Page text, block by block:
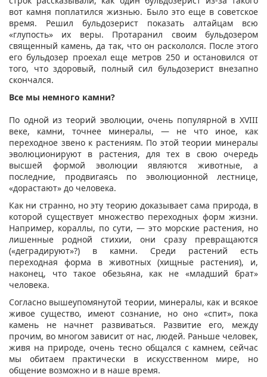
вот камня поплатился жизнью. Было это еще в советское
время. Решил бульдозерист показать алтайцам всю
«глупость» их веры. Протаранил своим бульдозером
священный камень, да так, что он раскололся. После этого
его бульдозер проехал еще метров 250 и остановился от
того, что здоровый, полный сил бульдозерист внезапно
скончался.
Все мы немного камни?
По одной из теорий эволюции, очень популярной в XVIII
веке, камни, точнее минералы, — не что иное, как
переходное звено к растениям. По этой теории минералы
эволюционируют в растения, для тех в свою очередь
высшей формой эволюции являются животные, а
последние, продвигаясь по эволюционной лестнице,
«дорастают» до человека.
Как ни странно, но эту теорию доказывает сама природа, в
которой существует множество переходных форм жизни.
Например, кораллы, по сути, — это морские растения, но
лишенные родной стихии, они сразу превращаются
(«деградируют»?) в камни. Среди растений есть
переходная форма в животных (хищные растения), и,
наконец, что такое обезьяна, как не «младший брат»
человека.
Согласно вышеупомянутой теории, минералы, как и всякое
живое существо, имеют сознание, но оно «спит», пока
камень не начнет развиваться. Развитие его, между
прочим, во многом зависит от нас, людей. Раньше человек,
живя на природе, очень тесно общался с камнем, сейчас
мы обитаем практически в искусственном мире, но
общение возможно и в наше время.